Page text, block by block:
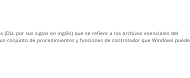
por sus siglas en inglés) que se refiere a los archivos esenciales del
conjunto de procedimientos y funciones de controlador que Windows puede